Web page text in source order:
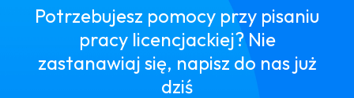
Potrzebujesz pomocy przy pisaniu
pracy licencjackiej? Nie
zastanawiaj się, napisz do nas już
dziś